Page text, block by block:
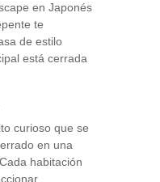
en Japonés
te
de estilo
está cerrada
curioso que se
en una
habitación